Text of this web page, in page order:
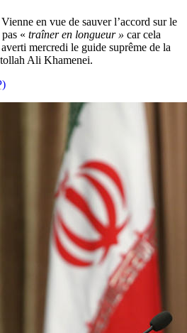
en vue de sauver l’accord sur le
« traîner en longueur » car cela
mercredi le guide suprême de la
Ali Khamenei.